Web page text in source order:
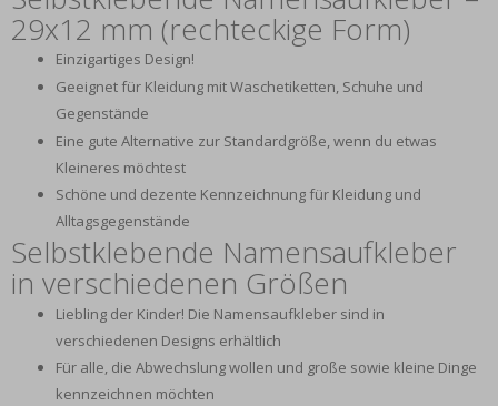
29x12 mm (rechteckige Form)
Einzigartiges Design!
Geeignet für Kleidung mit Waschetiketten, Schuhe und
Gegenstände
Eine gute Alternative zur Standardgröße, wenn du etwas
Kleineres möchtest
Schöne und dezente Kennzeichnung für Kleidung und
Alltagsgegenstände
Selbstklebende Namensaufkleber
in verschiedenen Größen
Liebling der Kinder! Die Namensaufkleber sind in
verschiedenen Designs erhältlich
Für alle, die Abwechslung wollen und große sowie kleine Dinge
kennzeichnen möchten